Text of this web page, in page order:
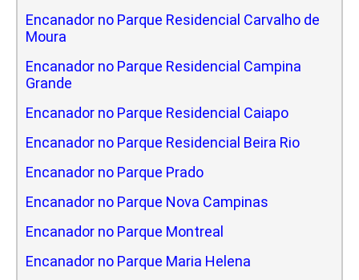
Encanador no Parque Residencial Carvalho de
Moura
Encanador no Parque Residencial Campina
Grande
Encanador no Parque Residencial Caiapo
Encanador no Parque Residencial Beira Rio
Encanador no Parque Prado
Encanador no Parque Nova Campinas
Encanador no Parque Montreal
Encanador no Parque Maria Helena